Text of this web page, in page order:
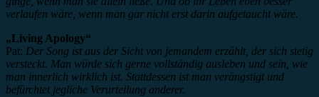
verlaufen wäre, wenn man gar nicht erst darin aufgetaucht wäre.
„Living Apology“
Pat: Der Song ist aus der Sicht von jemandem erzählt, der sich stetig
versteckt. Man würde sich gerne vollständig ausleben und sein, wie
man innerlich wirklich ist. Stattdessen ist man verängstigt und
befürchtet jegliche Verurteilung anderer.